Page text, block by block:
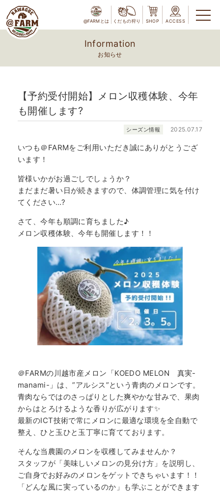
@FARMとは くだもの狩り SHOP ACCESS
Information
お知らせ
【予約受付開始】メロン収穫体験、今年
も開催します?
シーズン情報 2025.07.17
いつも＠FARMをご利用いただき誠にありがとうござ
います！
皆様いかがお過ごしでしょうか？
まだまだ暑い日が続きますので、体調管理に気を付け
てください…?
さて、今年も順調に育ちました♪
メロン収穫体験、今年も開催します！！
＠FARMの川越市産メロン「KOEDO MELON 真実-
manami-」は、”アルシス”という青肉のメロンです。
青肉ならではのさっぱりとした爽やかな甘みで、果肉
からはとろけるような香りが広がります✨
最新のICT技術で常にメロンに最適な環境を全自動で
整え、ひと玉ひと玉丁寧に育てております。
そんな当農園のメロンを収穫してみませんか？
スタッフが「美味しいメロンの見分け方」を説明し、
ご自身でお好みのメロンをゲットできちゃいます！！
「どんな風に実っているのか」も学ぶことができます